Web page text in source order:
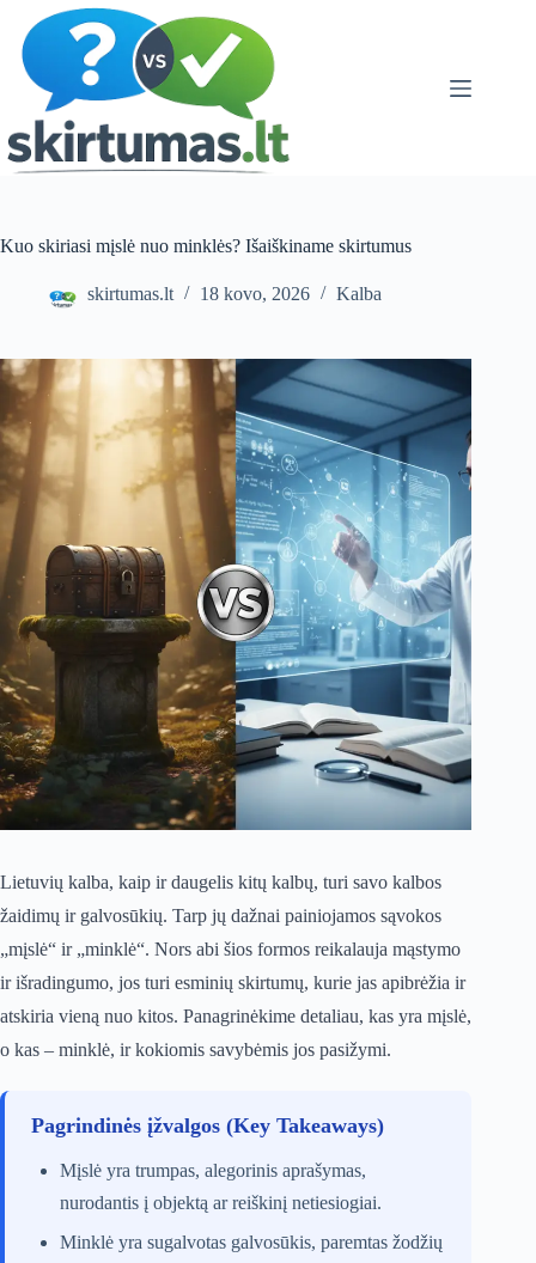
content
Kuo skiriasi mįslė nuo minklės? Išaiškiname skirtumus
skirtumas.lt 18 kovo, 2026 Kalba
Lietuvių kalba, kaip ir daugelis kitų kalbų, turi savo kalbos
žaidimų ir galvosūkių. Tarp jų dažnai painiojamos sąvokos
„mįslė“ ir „minklė“. Nors abi šios formos reikalauja mąstymo
ir išradingumo, jos turi esminių skirtumų, kurie jas apibrėžia ir
atskiria vieną nuo kitos. Panagrinėkime detaliau, kas yra mįslė,
o kas – minklė, ir kokiomis savybėmis jos pasižymi.
Pagrindinės įžvalgos (Key Takeaways)
Mįslė yra trumpas, alegorinis aprašymas,
nurodantis į objektą ar reiškinį netiesiogiai.
Minklė yra sugalvotas galvosūkis, paremtas žodžių